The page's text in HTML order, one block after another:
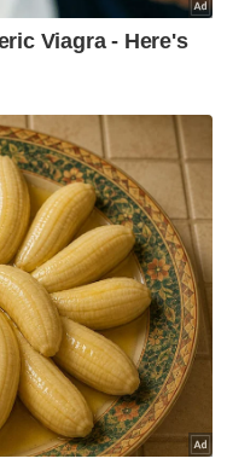
Klik di sini!
anda?
18 - 24 tahun
35 - 44 tahun
55 - 64 tahun
atas